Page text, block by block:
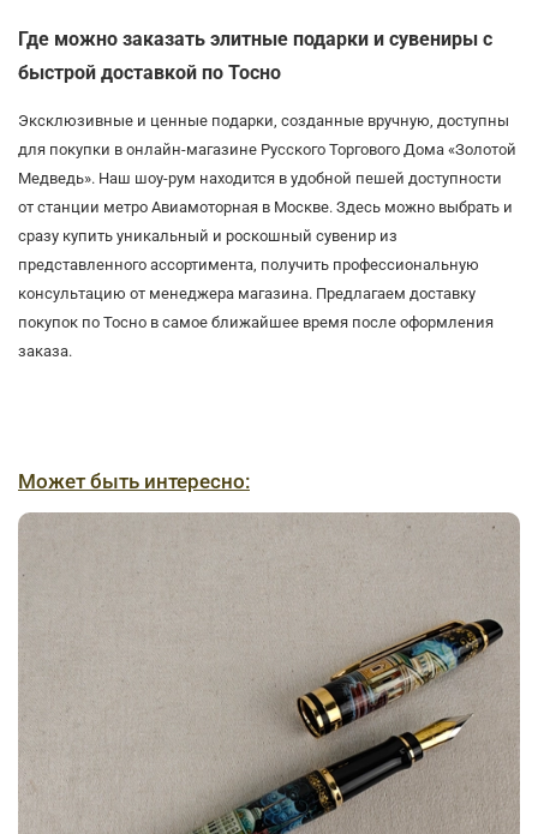
Где можно заказать элитные подарки и сувениры с
быстрой доставкой по Тосно
Эксклюзивные и ценные подарки, созданные вручную, доступны
для покупки в онлайн-магазине Русского Торгового Дома «Золотой
Медведь». Наш шоу-рум находится в удобной пешей доступности
от станции метро Авиамоторная в Москве. Здесь можно выбрать и
сразу купить уникальный и роскошный сувенир из
представленного ассортимента, получить профессиональную
консультацию от менеджера магазина. Предлагаем доставку
покупок по Тосно в самое ближайшее время после оформления
заказа.
Может быть интересно: